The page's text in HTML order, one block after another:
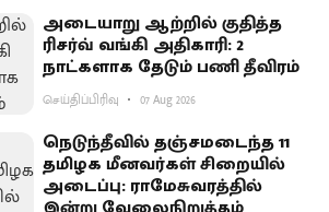
அடையாறு ஆற்றில் குதித்த
ரிசர்வ் வங்கி அதிகாரி: 2
நாட்களாக தேடும் பணி தீவிரம்
செய்திப்பிரிவு 07 Aug 2026
நெடுந்தீவில் தஞ்சமடைந்த 11
தமிழக மீனவர்கள் சிறையில்
அடைப்பு: ராமேசுவரத்தில்